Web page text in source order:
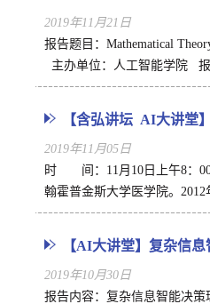
2019年11月21日
报告题目：Mathematical
主办单位：人工智能学院
【含弘讲坛 AI大讲堂
2019年11月05日
时 间：11月10日上午8：
翰霍普金斯大学医学院。
【AI大讲堂】复杂信
2019年10月30日
报告内容：复杂信息智能决